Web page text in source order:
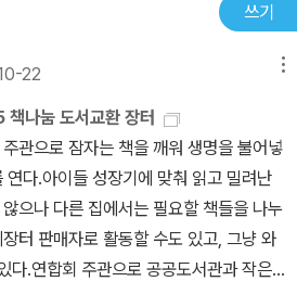
견과 고전 읽기 문화까지 바꾸어 놓았습
출간 10년을 맞아 글과 그림을 더하고
리 고전을 선보입니다.
쓰기
22
나눔 도서교환 장터
관으로 잠자는 책을 깨워 생명을 불어넣
다.아이들 성장기에 맞춰 읽고 밀려난
으나 다른 집에서는 필요할 책들을 나누
터 판매자로 활동할 수도 있고, 그냥 와
다.연합회 주관으로 공공도서관과 작은